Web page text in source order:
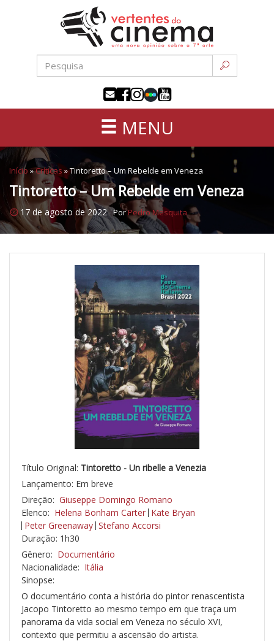
conteúdo
sétima
MENU
Início »Críticas »Tintoretto – Um Rebelde em Veneza
Tintoretto – Um Rebelde em Veneza
17 de agosto de 2022 PorPedro Mesquita
Título Original: Tintoretto - Un ribelle a Venezia
Lançamento: Em breve
Direção: Giuseppe Domingo Romano
Elenco: Helena Bonham Carter Kate Bryan
Peter Greenaway Stefano Accorsi
Duração: 1h30
Gênero: Documentário
Nacionalidade: Itália
Sinopse:
O documentário conta a história do pintor renascentista
Jacopo Tintoretto ao mesmo tempo em que traça um
panorama da vida social em Veneza no século XVI,
contexto que permitiu a ascensão do artista.